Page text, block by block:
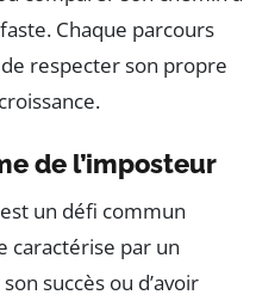
Chaque parcours
respecter son propre
de l’imposteur
un défi commun
caractérise par un
succès ou d’avoir